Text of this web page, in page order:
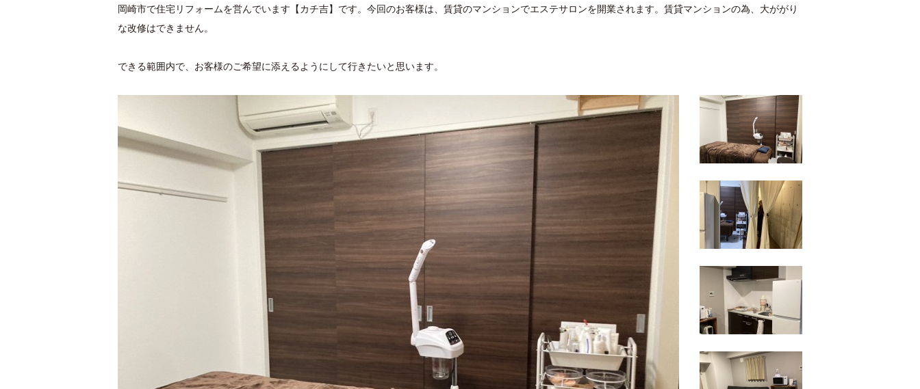
岡崎市で住宅リフォームを営んでいます【カチ吉】です。今回のお客様は、賃貸のマンションでエステサロンを開業されます。賃貸マンションの為、大ががり
な改修はできません。
できる範囲内で、お客様のご希望に添えるようにして行きたいと思います。